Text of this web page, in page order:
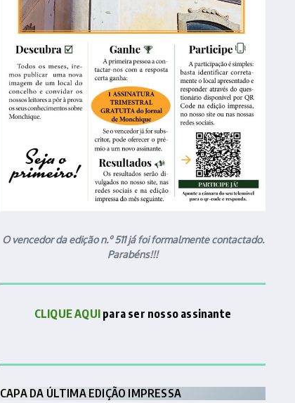
O vencedor da edição n.º 511 já foi formalmente contactado.
Parabéns!!!
CLIQUE AQUI para ser nosso assinante
CAPA DA ÚLTIMA EDIÇÃO IMPRESSA